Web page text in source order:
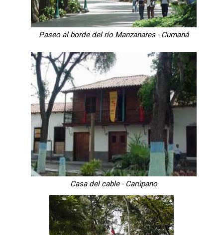
Paseo al borde del río Manzanares - Cumaná
Casa del cable - Carúpano